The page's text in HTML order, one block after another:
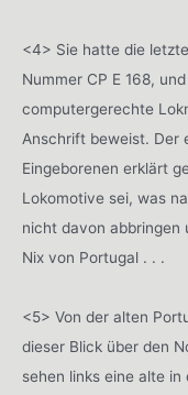
<4> Sie hatte die
Nummer CP E 168,
computergerechte
Anschrift beweist. Der
Eingeborenen erklärt
Lokomotive sei, was
nicht davon abbringen
Nix von Portugal . . .
<5> Von der alten
dieser Blick über den
sehen links eine alte